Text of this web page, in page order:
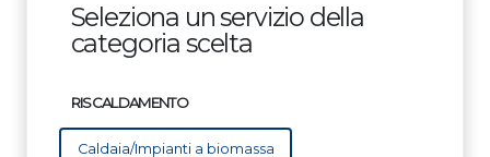
Seleziona un servizio della
categoria scelta
RISCALDAMENTO
Caldaia/Impianti a biomassa